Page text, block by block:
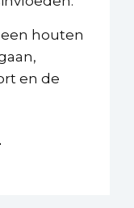
houten
en de